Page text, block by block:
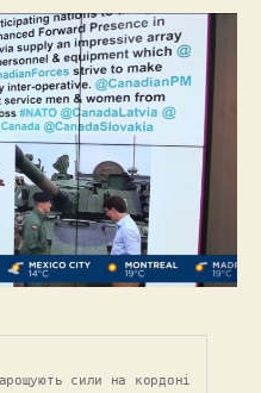
сили на кордоні